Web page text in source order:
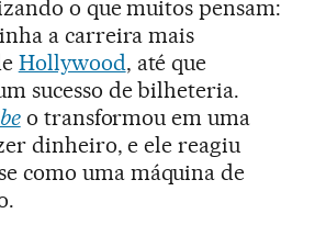
o que muitos pensam:
a carreira mais
Hollywood, até que
sucesso de bilheteria.
o transformou em uma
dinheiro, e ele reagiu
como uma máquina de